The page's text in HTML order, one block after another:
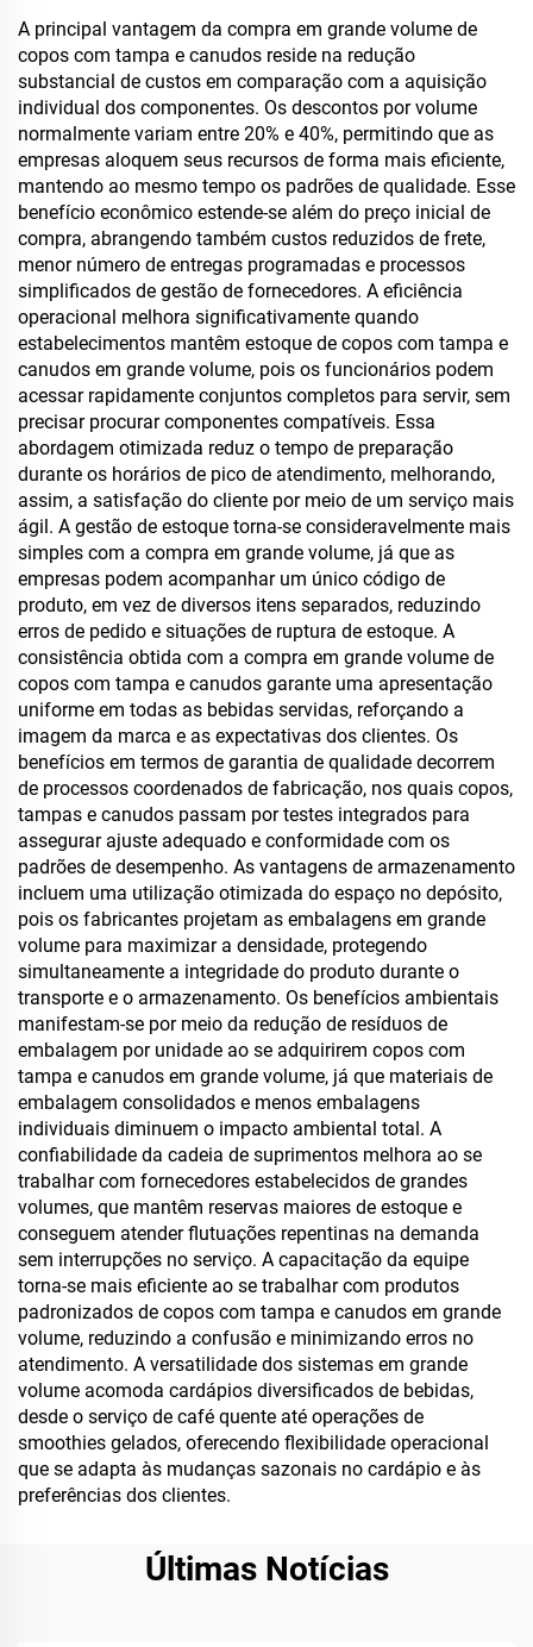
com tampa à prova de
vazamentos
A principal vantagem da compra em grande volume de
copos com tampa e canudos reside na redução
substancial de custos em comparação com a aquisição
individual dos componentes. Os descontos por volume
normalmente variam entre 20% e 40%, permitindo que as
empresas aloquem seus recursos de forma mais eficiente,
mantendo ao mesmo tempo os padrões de qualidade. Esse
benefício econômico estende-se além do preço inicial de
compra, abrangendo também custos reduzidos de frete,
menor número de entregas programadas e processos
simplificados de gestão de fornecedores. A eficiência
operacional melhora significativamente quando
estabelecimentos mantêm estoque de copos com tampa e
canudos em grande volume, pois os funcionários podem
acessar rapidamente conjuntos completos para servir, sem
precisar procurar componentes compatíveis. Essa
abordagem otimizada reduz o tempo de preparação
durante os horários de pico de atendimento, melhorando,
assim, a satisfação do cliente por meio de um serviço mais
ágil. A gestão de estoque torna-se consideravelmente mais
simples com a compra em grande volume, já que as
empresas podem acompanhar um único código de
produto, em vez de diversos itens separados, reduzindo
erros de pedido e situações de ruptura de estoque. A
consistência obtida com a compra em grande volume de
copos com tampa e canudos garante uma apresentação
uniforme em todas as bebidas servidas, reforçando a
imagem da marca e as expectativas dos clientes. Os
benefícios em termos de garantia de qualidade decorrem
de processos coordenados de fabricação, nos quais copos,
tampas e canudos passam por testes integrados para
assegurar ajuste adequado e conformidade com os
padrões de desempenho. As vantagens de armazenamento
incluem uma utilização otimizada do espaço no depósito,
pois os fabricantes projetam as embalagens em grande
volume para maximizar a densidade, protegendo
simultaneamente a integridade do produto durante o
transporte e o armazenamento. Os benefícios ambientais
manifestam-se por meio da redução de resíduos de
embalagem por unidade ao se adquirirem copos com
tampa e canudos em grande volume, já que materiais de
embalagem consolidados e menos embalagens
individuais diminuem o impacto ambiental total. A
confiabilidade da cadeia de suprimentos melhora ao se
trabalhar com fornecedores estabelecidos de grandes
volumes, que mantêm reservas maiores de estoque e
conseguem atender flutuações repentinas na demanda
sem interrupções no serviço. A capacitação da equipe
torna-se mais eficiente ao se trabalhar com produtos
padronizados de copos com tampa e canudos em grande
volume, reduzindo a confusão e minimizando erros no
atendimento. A versatilidade dos sistemas em grande
volume acomoda cardápios diversificados de bebidas,
desde o serviço de café quente até operações de
smoothies gelados, oferecendo flexibilidade operacional
que se adapta às mudanças sazonais no cardápio e às
preferências dos clientes.
Últimas Notícias